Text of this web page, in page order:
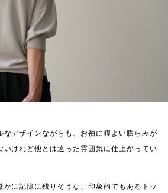
なデザインながらも、お袖に程よい膨らみが
いけれど他とは違った雰囲気に仕上がってい
かに記憶に残りそうな、印象的でもあるトッ